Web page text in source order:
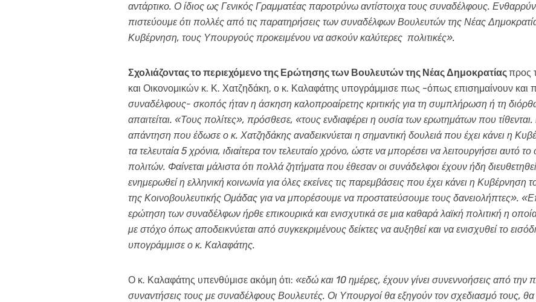
αντάρτικο. Ο ίδιος ως Γενικός Γραμματέας παροτρύνω αντίστοιχα τους συναδέλφους.
πιστεύουμε ότι πολλές από τις παρατηρήσεις των συναδέλφων Βουλευτών της Νέας
Κυβέρνηση, τους Υπουργούς προκειμένου να ασκούν καλύτερες πολιτικές».
Σχολιάζοντας το περιεχόμενο της Ερώτησης των Βουλευτών της Νέας Δημοκρατίαςπρος
και Οικονομικών κ. Κ. Χατζηδάκη, ο κ. Καλαφάτης υπογράμμισε πως -όπως επισημαίνουν και
συναδέλφους- σκοπός ήταν η άσκηση καλοπροαίρετης κριτικής για τη συμπλήρωση ή τη
απαιτείται. «Τους πολίτες», πρόσθεσε, «τους ενδιαφέρει η ουσία των ερωτημάτων που
απάντηση που έδωσε ο κ. Χατζηδάκης αναδεικνύεται η σημαντική δουλειά που έχει κάνει η
τα τελευταία 5 χρόνια, ιδιαίτερα τον τελευταίο χρόνο, ώστε να μπορέσει να λειτουργήσει αυτό
πολιτών. Φαίνεται μάλιστα ότι πολλά ζητήματα που έθεσαν οι συνάδελφοι έχουν ήδη
ενημερωθεί η ελληνική κοινωνία για όλες εκείνες τις παρεμβάσεις που έχει κάνει η Κυβέρνηση
της Κοινοβουλευτικής Ομάδας για να μπορέσουμε να προστατεύσουμε τους δανειολήπτες».
ερώτηση των συναδέλφων ήρθε επικουρικά και ενισχυτικά σε μια καθαρά λαϊκή πολιτική η
με στόχο όπως αποδεικνύεται από συγκεκριμένους δείκτες να αυξηθεί και να ενισχυθεί το
υπογράμμισε ο κ. Καλαφάτης.
Ο κ. Καλαφάτης υπενθύμισε ακόμη ότι: «εδώ και 10 ημέρες, έχουν γίνει συνεννοήσεις από
συναντήσεις τους με συναδέλφους Βουλευτές. Οι Υπουργοί θα εξηγούν τον σχεδιασμό τους,